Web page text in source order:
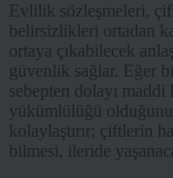
Evlilik sözleşmeleri,
belirsizlikleri ortadan
ortaya çıkabilecek
güvenlik sağlar. Eğer
sebepten dolayı maddi
yükümlülüğü
kolaylaştırır; çiftlerin
bilmesi, ileride